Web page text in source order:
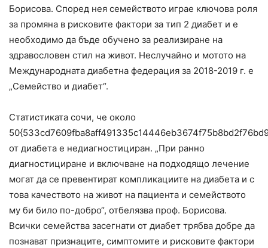
Борисова. Според нея семейството играе ключова роля
за промяна в рисковите фактори за тип 2 диабет и е
необходимо да бъде обучено за реализиране на
здравословен стил на живот. Неслучайно и мотото на
Международната диабетна федерация за 2018-2019 г. е
„Семейство и диабет“.
Статистиката сочи, че около
от диабета е недиагностициран. „При ранно
диагностициране и включване на подходящо лечение
могат да се превентират компликациите на диабета и с
това качеството на живот на пациента и семейството
му би било по-добро“, отбелязва проф. Борисова.
Всички семейства засегнати от диабет трябва добре да
познават признаците, симптомите и рисковите фактори